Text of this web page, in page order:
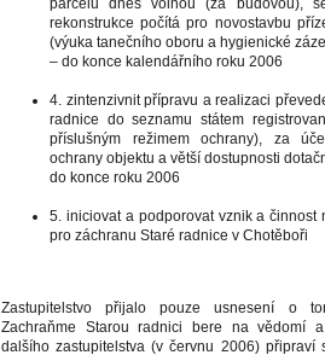
parcelu dnes volnou (za budovou),
rekonstrukce počítá pro novostavbu
(výuka tanečního oboru a hygienické
– do konce kalendářního roku 2006
4. zintenzivnit přípravu a realizaci
radnice do seznamu státem
příslušným režimem ochrany), za
ochrany objektu a větší dostupnosti
do konce roku 2006
5. iniciovat a podporovat vznik a činnost
pro záchranu Staré radnice v Chotěboři
Zastupitelstvo přijalo pouze usnesení o
Zachraňme Starou radnici bere na vědomí
dalšího zastupitelstva (v červnu 2006) připraví